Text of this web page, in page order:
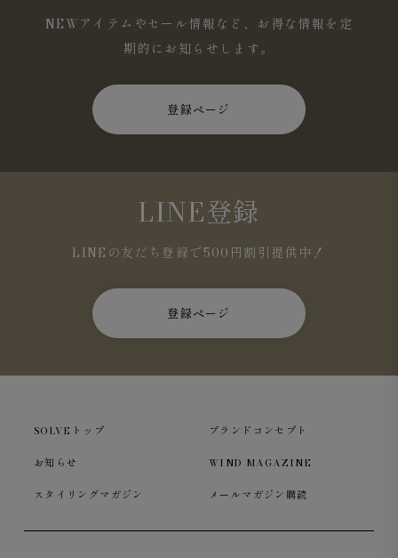
NEWアイテムやセール情報など、お得な情報を定
期的にお知らせします。
登録ページ
LINE登録
LINEの友だち登録で500円割引提供中！
登録ページ
SOLVEトップ ブランドコンセプト
お知らせ WIND MAGAZINE
スタイリングマガジン メールマガジン購読